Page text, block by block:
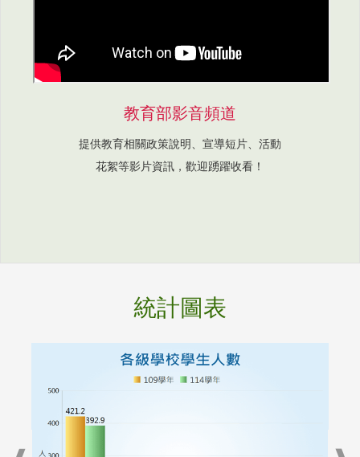
教育部影音頻道
提供教育相關政策說明、宣導短片、活動
花絮等影片資訊，歡迎踴躍收看！
統計圖表